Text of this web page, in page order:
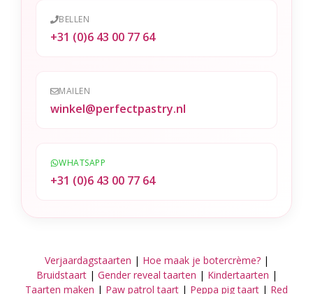
BELLEN
+31 (0)6 43 00 77 64
MAILEN
winkel@perfectpastry.nl
WHATSAPP
+31 (0)6 43 00 77 64
Verjaardagstaarten | Hoe maak je botercrème?|
Bruidstaart| Gender reveal taarten | Kindertaarten |
Taarten maken | Paw patrol taart | Peppa pig taart | Red